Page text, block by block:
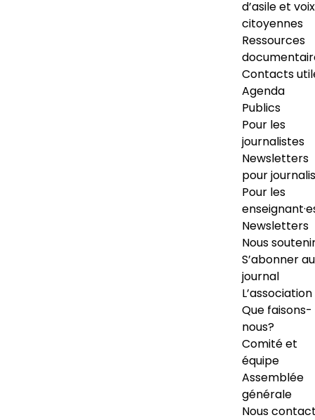
d’asile et voix
citoyennes
Ressources
Contacts
Agenda
Publics
Pour les
journalistes
Newsletters
pour
Pour les
Newsletters
Nous
S’abonner au
journal
L’association
Que faisons-
nous?
Comité et
équipe
Assemblée
générale
Nous